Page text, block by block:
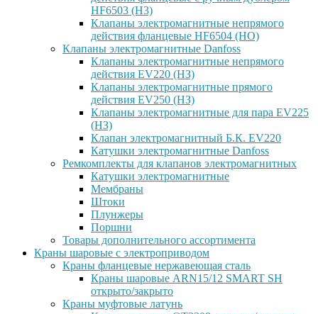
HF6503 (Н3)
Клапаны электромагнитные непрямого
действия фланцевые HF6504 (НО)
Клапаны электромагнитные Danfoss
Клапаны электромагнитные непрямого
действия EV220 (НЗ)
Клапаны электромагнитные прямого
действия EV250 (НЗ)
Клапаны электромагнитные для пара EV225
(НЗ)
Клапан электромагнитный Б.К. EV220
Катушки электромагнитные Danfoss
Ремкомплекты для клапанов электромагнитных
Катушки электромагнитные
Мембраны
Штоки
Плунжеры
Поршни
Товары дополнительного ассортимента
Краны шаровые с электроприводом
Краны фланцевые нержавеющая сталь
Краны шаровые ARN15/12 SMART SH
открыто/закрыто
Краны муфтовые латунь